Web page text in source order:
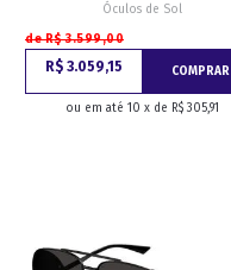
Óculos de Sol
de R$ 3.599,00
R$ 3.059,15 COMPRAR
ou em até 10 x de R$ 305,91